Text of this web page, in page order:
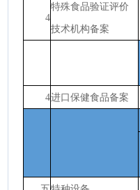
4
特殊食品验证评价
技术机构备案
4进口保健食品备案